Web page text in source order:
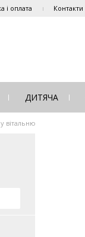
і оплата Контакти
ДИТЯЧА
вітальню